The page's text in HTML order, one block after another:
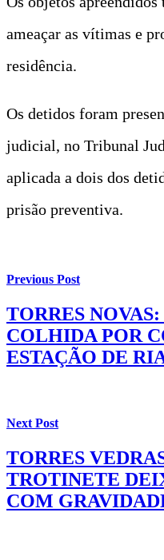
ameaçar as vítimas e
residência.
Os detidos foram
judicial, no Tribunal
aplicada a dois dos
prisão preventiva.
Previous Post
TORRES
COLHIDA POR
ESTAÇÃO DE
Next Post
TORRES
TROTINETE
COM